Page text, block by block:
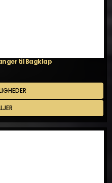
til Bagklap
10.699,00
11.099,00